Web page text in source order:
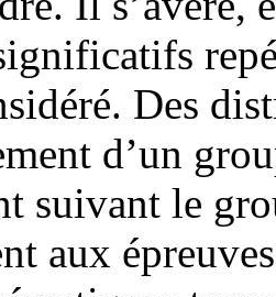
Des
d’un
suivant le
aux